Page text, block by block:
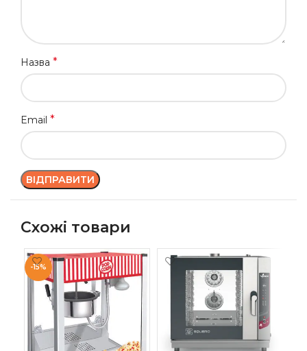
Назва *
Email *
Схожі товари
-15%